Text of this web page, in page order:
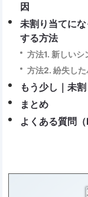
因
未割り当てに
する方法
方法1. 新しい
方法2. 紛失し
もう少し｜未
まとめ
よくある質問（